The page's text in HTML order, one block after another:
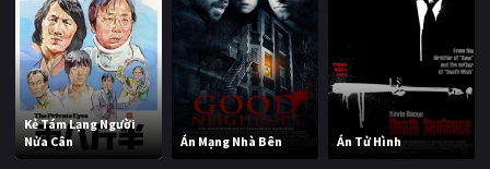
Kẻ Tám Lạng Người
Nửa Cân
Án Mạng Nhà Bên Án Tử Hình